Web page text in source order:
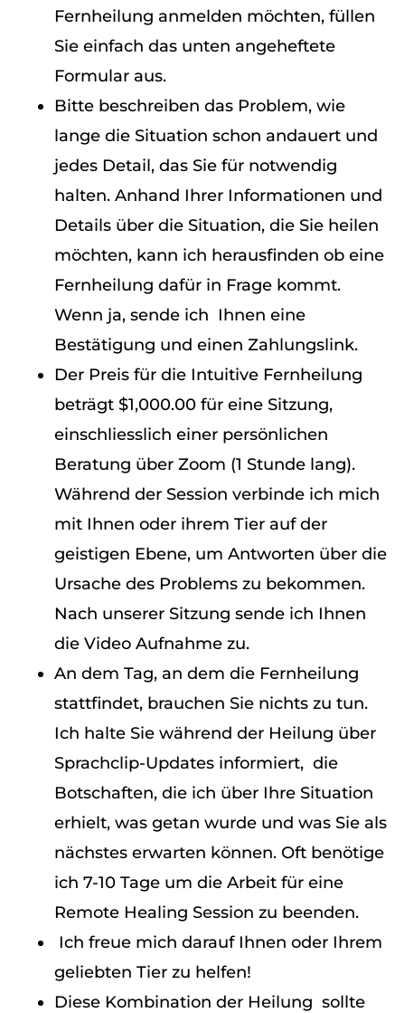
Fernheilung anmelden möchten, füllen
Sie einfach das unten angeheftete
Formular aus.
Bitte beschreiben das Problem, wie
lange die Situation schon andauert und
jedes Detail, das Sie für notwendig
halten. Anhand Ihrer Informationen und
Details über die Situation, die Sie heilen
möchten, kann ich herausfinden ob eine
Fernheilung dafür in Frage kommt.
Wenn ja, sende ich Ihnen eine
Bestätigung und einen Zahlungslink.
Der Preis für die Intuitive Fernheilung
beträgt $1,000.00 für eine Sitzung,
einschliesslich einer persönlichen
Beratung über Zoom (1 Stunde lang).
Während der Session verbinde ich mich
mit Ihnen oder ihrem Tier auf der
geistigen Ebene, um Antworten über die
Ursache des Problems zu bekommen.
Nach unserer Sitzung sende ich Ihnen
die Video Aufnahme zu.
An dem Tag, an dem die Fernheilung
stattfindet, brauchen Sie nichts zu tun.
Ich halte Sie während der Heilung über
Sprachclip-Updates informiert, die
Botschaften, die ich über Ihre Situation
erhielt, was getan wurde und was Sie als
nächstes erwarten können. Oft benötige
ich 7-10 Tage um die Arbeit für eine
Remote Healing Session zu beenden.
Ich freue mich darauf Ihnen oder Ihrem
geliebten Tier zu helfen!
Diese Kombination der Heilung sollte